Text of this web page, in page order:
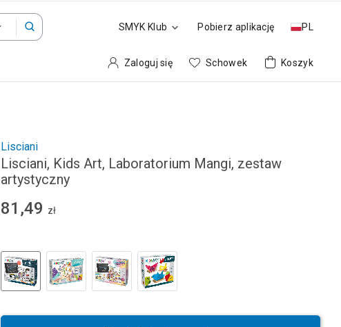
SMYK Klub Pobierz aplikację PL
Zaloguj się Schowek Koszyk
Lisciani
Lisciani, Kids Art, Laboratorium Mangi, zestaw
artystyczny
81,49 zł